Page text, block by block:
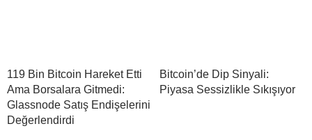
119 Bin Bitcoin Hareket Etti
Ama Borsalara Gitmedi:
Glassnode Satış Endişelerini
Değerlendirdi
Bitcoin’de Dip Sinyali:
Piyasa Sessizlikle Sıkışıyor